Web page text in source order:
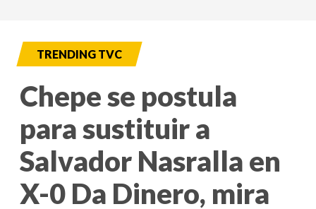
TRENDING TVC
Chepe se postula
para sustituir a
Salvador Nasralla en
X-0 Da Dinero, mira